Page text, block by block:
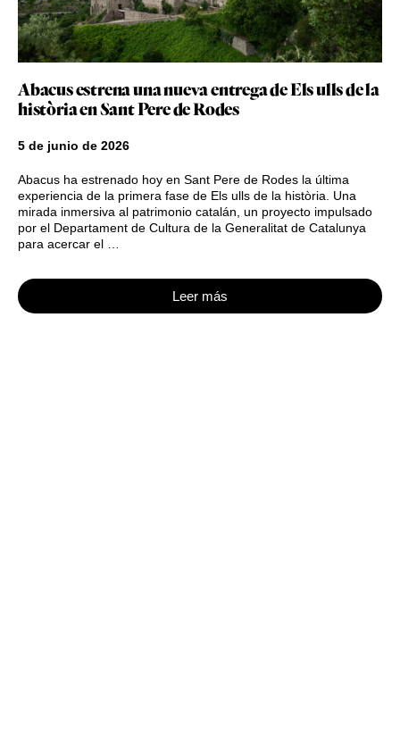
Abacus estrena una nueva entrega de Els ulls de la
història en Sant Pere de Rodes
5 de junio de 2026
Abacus ha estrenado hoy en Sant Pere de Rodes la última
experiencia de la primera fase de Els ulls de la història. Una
mirada inmersiva al patrimonio catalán, un proyecto impulsado
por el Departament de Cultura de la Generalitat de Catalunya
para acercar el …
Leer más